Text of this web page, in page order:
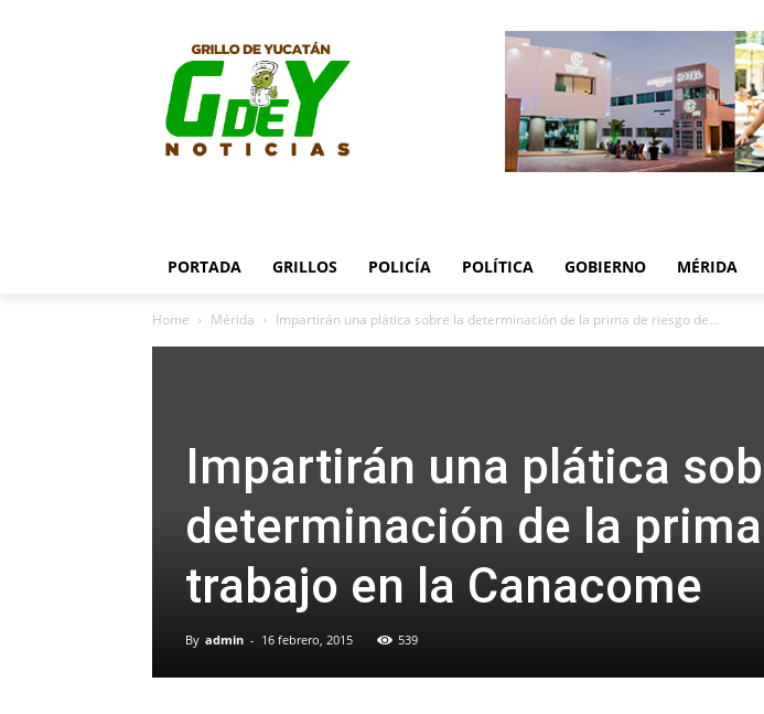
PORTADA GRILLOS POLICÍA POLÍTICA GOBIERNO MÉRIDA
Home Mérida Impartirán una plática sobre la determinación de la prima de riesgo de...
Impartirán una plática
determinación de la
trabajo en la Canacome
By admin - 16 febrero, 2015 539